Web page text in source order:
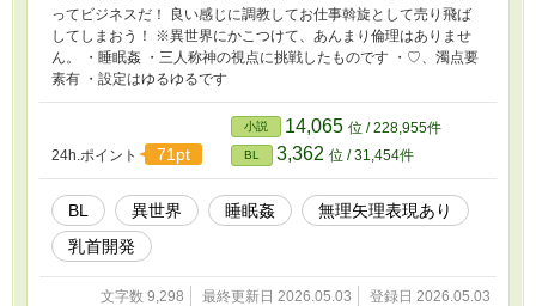
ってビジネスだ！ 良い感じに調教してお仕事斡旋として売り飛ば
してしまおう！ ※異世界にかこつけて、あんまり倫理はありませ
ん。 ・睡眠姦 ・三人称神の視点に挑戦したものです ・♡、濁点要
素有 ・設定はゆるゆるです
24h.ポイント 71pt
小説 14,065 位 / 228,955件
BL 3,362 位 / 31,454件
BL 異世界 睡眠姦
無理矢理表現あり
乳首開発
文字数 9,298 最終更新日 2026.05.03 登録日 2026.05.03